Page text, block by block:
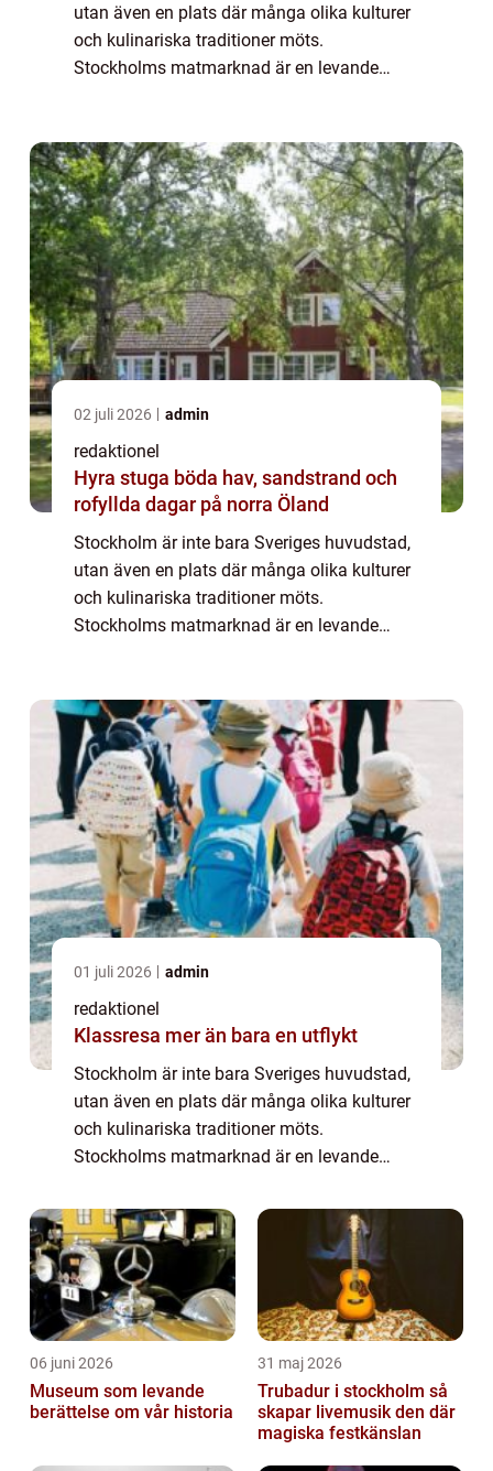
utan även en plats där många olika kulturer
och kulinariska traditioner möts.
Stockholms matmarknad är en levande
smaker och råvar...
02 juli 2026 admin
redaktionel
Hyra stuga böda hav, sandstrand och
rofyllda dagar på norra Öland
Stockholm är inte bara Sveriges huvudstad,
utan även en plats där många olika kulturer
och kulinariska traditioner möts.
Stockholms matmarknad är en levande
smaker och råvar...
01 juli 2026 admin
redaktionel
Klassresa mer än bara en utflykt
Stockholm är inte bara Sveriges huvudstad,
utan även en plats där många olika kulturer
och kulinariska traditioner möts.
Stockholms matmarknad är en levande
kan uppleva en överflödande skatt av
smaker och råvar...
06 juni 2026
Museum som levande
berättelse om vår historia
31 maj 2026
Trubadur i stockholm så
skapar livemusik den där
magiska festkänslan